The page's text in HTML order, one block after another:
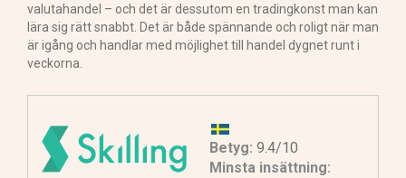
valutahandel – och det är dessutom en tradingkonst man kan
lära sig rätt snabbt. Det är både spännande och roligt när man
är igång och handlar med möjlighet till handel dygnet runt i
veckorna.
Betyg: 9.4/10
Minsta insättning: